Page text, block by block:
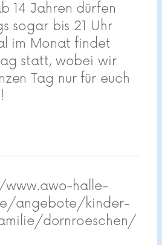
14 Jahren dürfen
sogar bis 21 Uhr
im Monat findet
statt, wobei wir
Tag nur für euch
www.awo-halle-
angebote/kinder-
dornroeschen/